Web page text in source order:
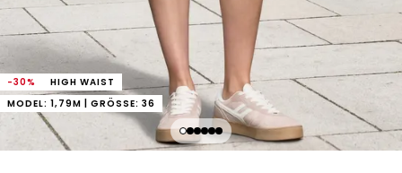
-30%
HIGH WAIST
MODEL: 1,79M | GRÖSSE: 36